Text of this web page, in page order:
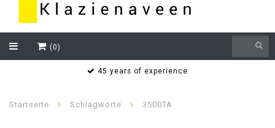
(0)
45 years of experience
Startseite Schlagworte 3500TA